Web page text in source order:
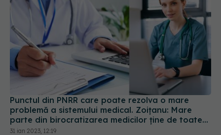
Punctul din PNRR care poate rezolva o mare
problemă a sistemului medical. Zoițanu: Mare
parte din birocratizarea medicilor ține de toate
hârtiile pe care pacientul trebuie să le plimbe
31 ian 2023, 12:19